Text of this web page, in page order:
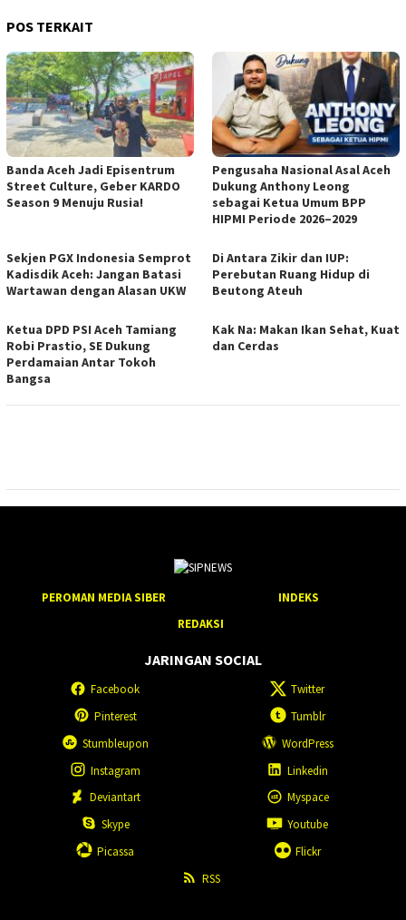
POS TERKAIT
Banda Aceh Jadi Episentrum
Street Culture, Geber KARDO
Season 9 Menuju Rusia!
Pengusaha Nasional Asal Aceh
Dukung Anthony Leong
sebagai Ketua Umum BPP
HIPMI Periode 2026–2029
Sekjen PGX Indonesia Semprot
Kadisdik Aceh: Jangan Batasi
Wartawan dengan Alasan UKW
Di Antara Zikir dan IUP:
Perebutan Ruang Hidup di
Beutong Ateuh
Ketua DPD PSI Aceh Tamiang
Robi Prastio, SE Dukung
Perdamaian Antar Tokoh
Bangsa
Kak Na: Makan Ikan Sehat, Kuat
dan Cerdas
PEROMAN MEDIA SIBER
INDEKS
REDAKSI
JARINGAN SOCIAL
Facebook
Twitter
Pinterest
Tumblr
Stumbleupon
WordPress
Instagram
Linkedin
Deviantart
Myspace
Skype
Youtube
Picassa
Flickr
RSS